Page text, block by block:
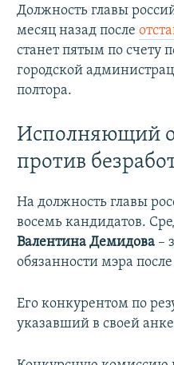
Должность главы
месяц назад после
станет пятым по счету
городской
полтора.
Исполняющий
против
На должность главы
восемь кандидатов.
Валентина Демидова –
обязанности мэра
Его конкурентом по
указавший в своей